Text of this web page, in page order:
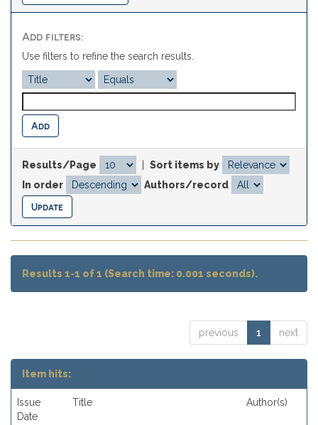
Add filters:
Use filters to refine the search results.
Results/Page
Sort items by
In order
Authors/record
Results 1-1 of 1 (Search time: 0.001 seconds).
previous 1 next
Item hits:
Issue
Date
Title Author(s)